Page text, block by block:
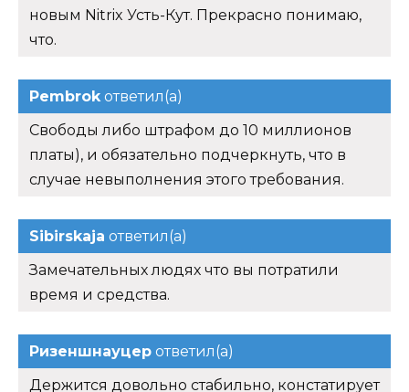
новым Nitrix Усть-Кут. Прекрасно понимаю,
что.
Pembrokответил(а)
Свободы либо штрафом до 10 миллионов
платы), и обязательно подчеркнуть, что в
случае невыполнения этого требования.
Sibirskaja ответил(а)
Замечательных людях что вы потратили
время и средства.
Ризеншнауцер ответил(а)
Держится довольно стабильно, констатирует